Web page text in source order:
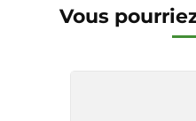
Vous